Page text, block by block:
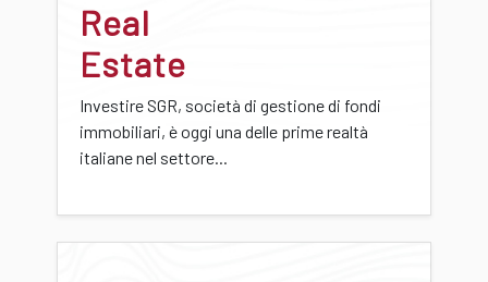
Real
Estate
Investire SGR, società di gestione di fondi
immobiliari, è oggi una delle prime realtà
italiane nel settore...